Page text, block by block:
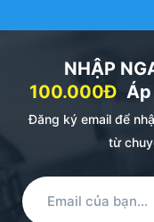
NHẬP
100.000Đ
Đăng ký email để
từ